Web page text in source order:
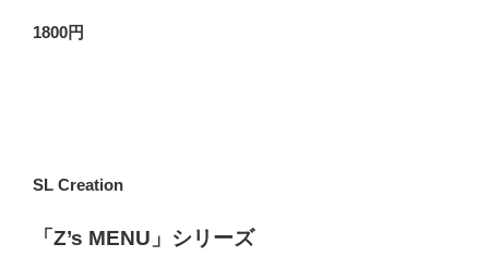
1800円
SL Creation
「Z’s MENU」シリーズ